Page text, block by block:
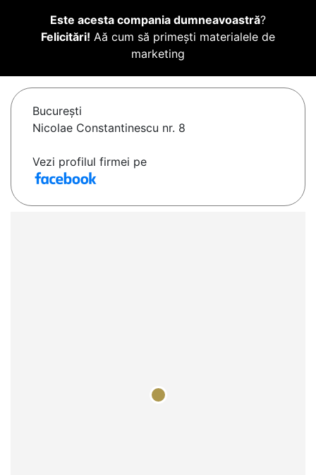
Este acesta compania dumneavoastră?
Felicitări! Aă cum să primești materialele de
marketing
Bucureşti
Nicolae Constantinescu nr. 8
Vezi profilul firmei pe